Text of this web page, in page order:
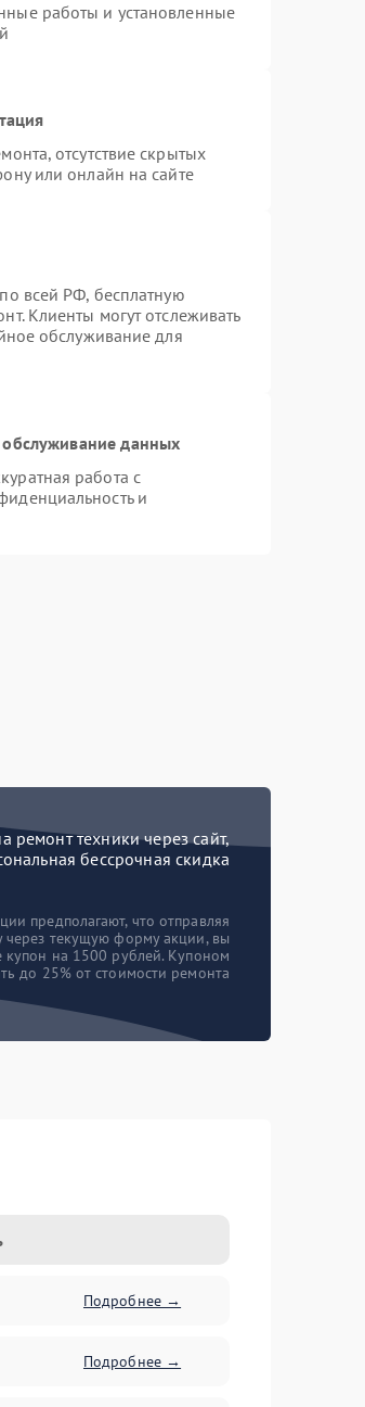
работы и установленные
отсутствие скрытых
или онлайн на сайте
всей РФ, бесплатную
Клиенты могут отслеживать
обслуживание для
данных
работа с
и
техники через сайт,
бессрочная скидка
предполагают, что отправляя
через текущую форму акции, вы
купон на 1500 рублей. Купоном
до 25% от стоимости ремонта
Подробнее →
Подробнее →